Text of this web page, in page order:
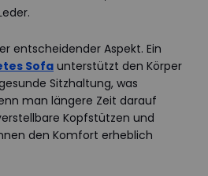
entscheidender Aspekt. Ein
Sofa unterstützt den Körper
Sitzhaltung, was
man längere Zeit darauf
Kopfstützen und
den Komfort erheblich